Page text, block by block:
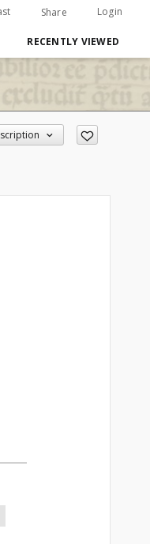
Share Login
RECENTLY VIEWED